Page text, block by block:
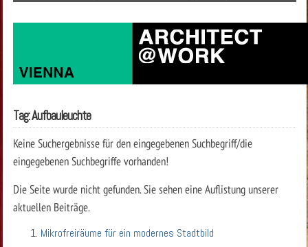
Tag: Aufbauleuchte
Keine Suchergebnisse für den eingegebenen Suchbegriff/die
eingegebenen Suchbegriffe vorhanden!
Die Seite wurde nicht gefunden. Sie sehen eine Auflistung unserer
aktuellen Beiträge.
Mikrofreiräume für ein modernes Stadtbild